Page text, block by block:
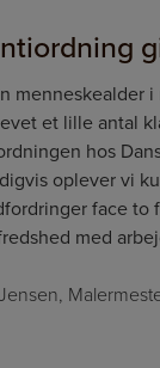
menneskealder
et lille antal
hos
oplever vi
face to
med